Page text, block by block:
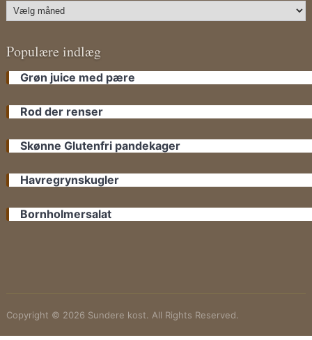
Populære indlæg
Grøn juice med pære
Rod der renser
Skønne Glutenfri pandekager
Havregrynskugler
Bornholmersalat
Copyright © 2026 Sundere kost. All Rights Reserved.